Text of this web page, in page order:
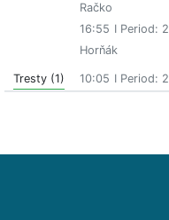
Račko
16:55 I Period: 2
Horňák
Tresty (1) 10:05 I Period: 2